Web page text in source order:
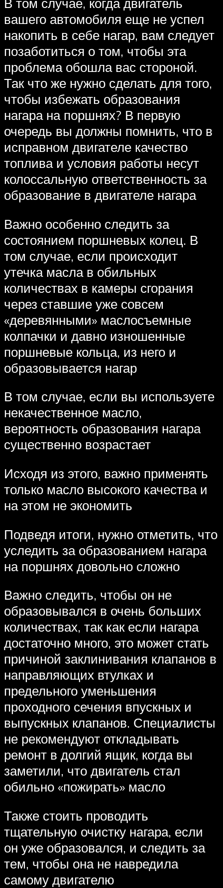
вашего автомобиля еще не успел
накопить в себе нагар, вам следует
позаботиться о том, чтобы эта
проблема обошла вас стороной.
Так что же нужно сделать для того,
чтобы избежать образования
нагара на поршнях? В первую
очередь вы должны помнить, что в
исправном двигателе качество
топлива и условия работы несут
колоссальную ответственность за
образование в двигателе нагара
Важно особенно следить за
состоянием поршневых колец. В
том случае, если происходит
утечка масла в обильных
количествах в камеры сгорания
через ставшие уже совсем
«деревянными» маслосъемные
колпачки и давно изношенные
поршневые кольца, из него и
образовывается нагар
В том случае, если вы используете
некачественное масло,
вероятность образования нагара
существенно возрастает
Исходя из этого, важно применять
только масло высокого качества и
на этом не экономить
Подведя итоги, нужно отметить, что
уследить за образованием нагара
на поршнях довольно сложно
Важно следить, чтобы он не
образовывался в очень больших
количествах, так как если нагара
достаточно много, это может стать
причиной заклинивания клапанов в
направляющих втулках и
предельного уменьшения
проходного сечения впускных и
выпускных клапанов. Специалисты
не рекомендуют откладывать
ремонт в долгий ящик, когда вы
заметили, что двигатель стал
обильно «пожирать» масло
Также стоить проводить
тщательную очистку нагара, если
он уже образовался, и следить за
тем, чтобы она не навредила
самому двигателю